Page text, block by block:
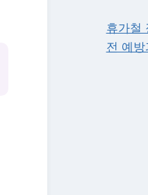
휴가철
전 예방